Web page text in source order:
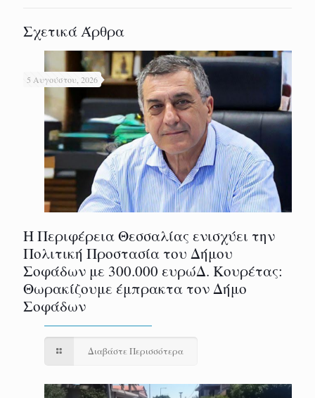
Σχετικά Άρθρα
5 Αυγούστου, 2026
Η Περιφέρεια Θεσσαλίας ενισχύει την
Πολιτική Προστασία του Δήμου
Σοφάδων με 300.000 ευρώΔ. Κουρέτας:
Θωρακίζουμε έμπρακτα τον Δήμο
Σοφάδων
Διαβάστε Περισσότερα